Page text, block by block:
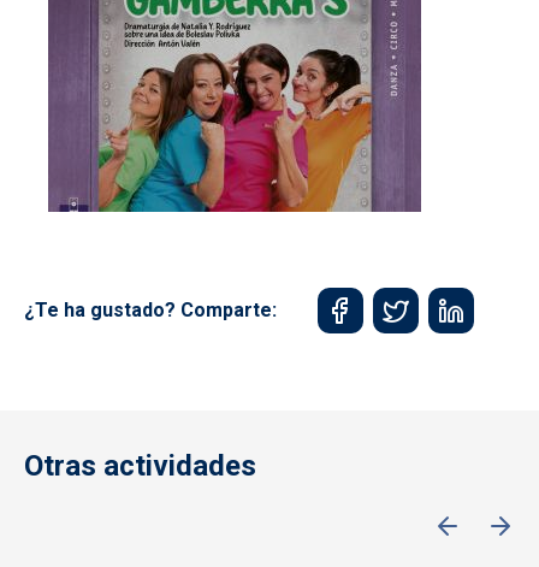
¿Te ha gustado? Comparte:
Otras actividades